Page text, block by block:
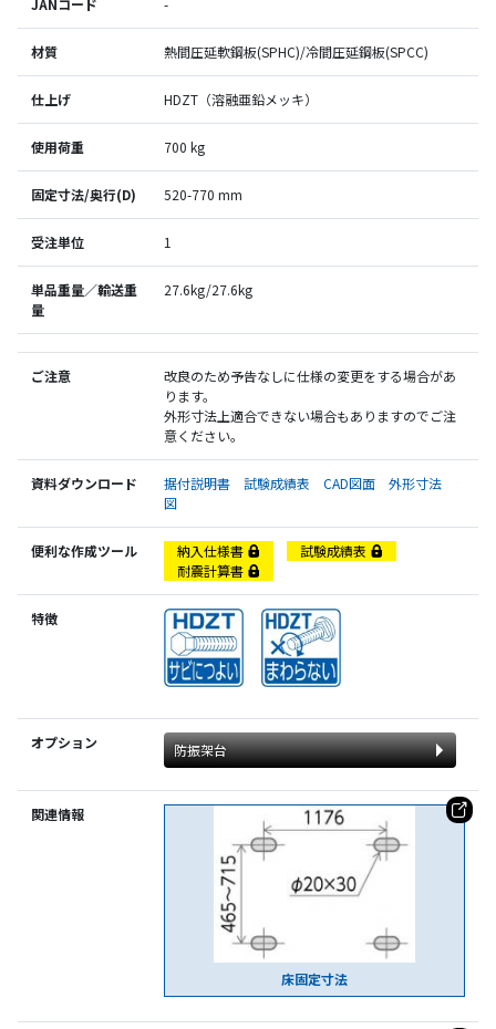
JANコード -
材質 熱間圧延軟鋼板(SPHC)/冷間圧延鋼板(SPCC)
仕上げ HDZT（溶融亜鉛メッキ）
使用荷重 700 kg
固定寸法/奥行(D) 520-770 mm
受注単位 1
単品重量／輸送重
量
27.6kg/27.6kg
ご注意
改良のため予告なしに仕様の変更をする場合があ
ります。
外形寸法上適合できない場合もありますのでご注
意ください。
資料ダウンロード 据付説明書 試験成績表 CAD図面 外形寸法
図
便利な作成ツール 納入仕様書
試験成績表
耐震計算書
特徴
オプション 防振架台
関連情報
床固定寸法